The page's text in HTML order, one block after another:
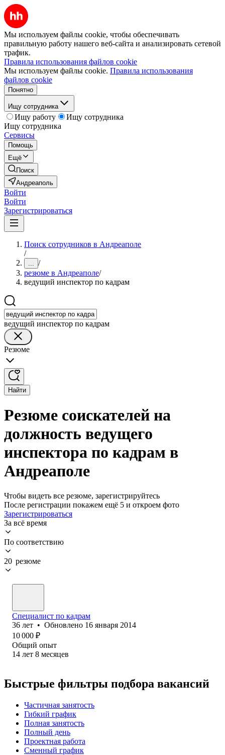
Мы используем файлы cookie, чтобы обеспечивать
правильную работу нашего веб-сайта и анализировать сетевой
трафик.
Правила использования файлов cookie
Мы используем файлы cookie. Правила использования
файлов cookie
Понятно
Ищу сотрудника
Ищу работу
Ищу сотрудника
Ищу сотрудника
Сервисы
Помощь
Ещё
Поиск
Андреаполь
Войти
Войти
Зарегистрироваться
Поиск сотрудников в Андреаполе
/
... /
резюме в Андреаполе/
ведущий инспектор по кадрам
ведущий инспектор по кадрам
Резюме
Найти
Резюме соискателей на
должность ведущего
инспектора по кадрам в
Андреаполе
Чтобы видеть все резюме, зарегистрируйтесь
После регистрации покажем ещё 5 и откроем фото
Зарегистрироваться
За всё время
По соответствию
20 резюме
Специалист по кадрам
36 лет • Обновлено 16 января 2014
10 000 ₽
Общий опыт
14 лет 8 месяцев
Быстрые фильтры подбора вакансий
Частичная занятость
Гибкий график
Полная занятость
Полный день
Проектная работа
Сменный график